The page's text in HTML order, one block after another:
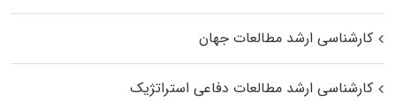
کارشناسی ارشد مطالعات جهان
کارشناسی ارشد مطالعات دفاعی استراتژیک